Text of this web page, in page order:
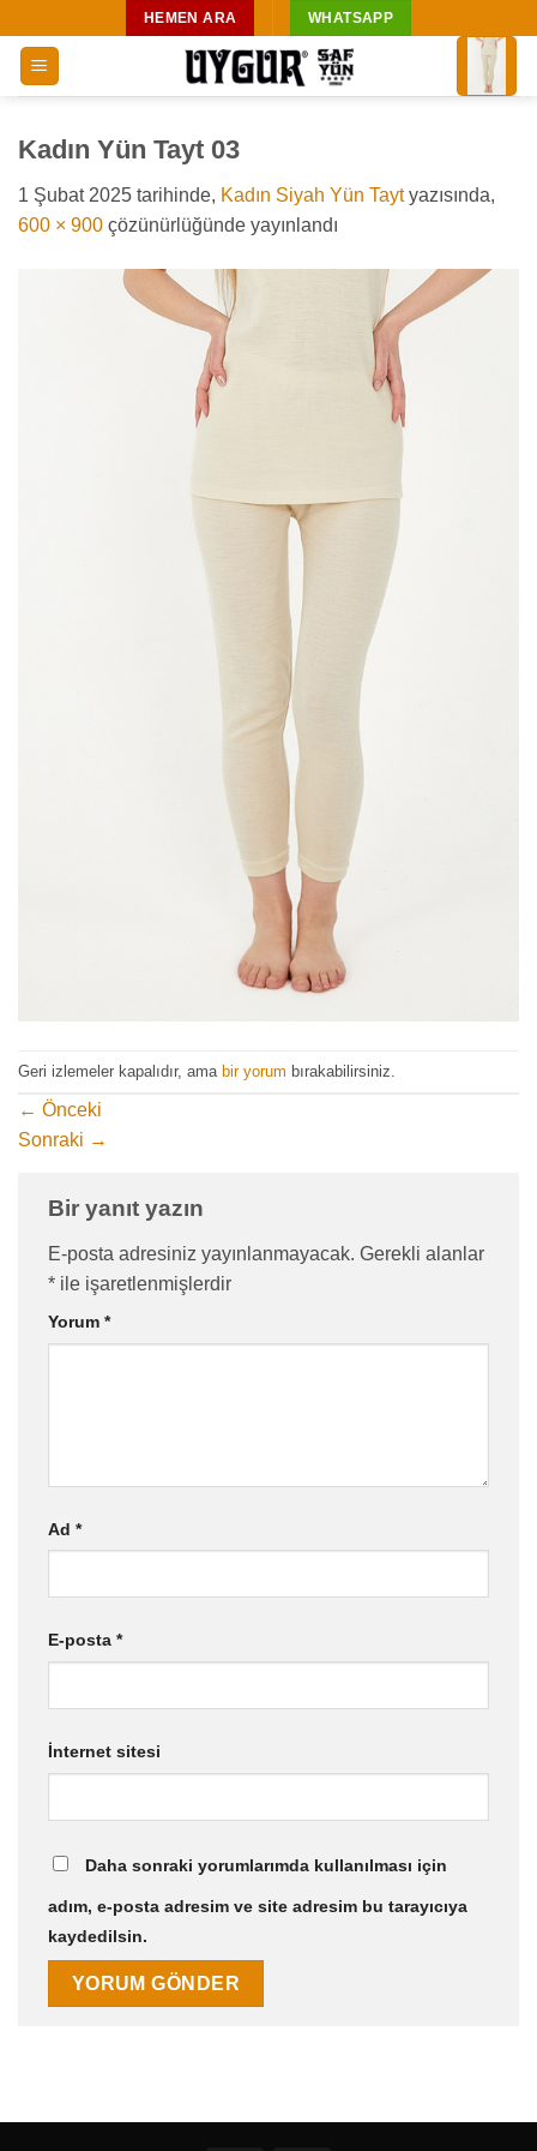
atla
HEMEN ARA WHATSAPP
Kadın Yün Tayt 03
1 Şubat 2025 tarihinde, Kadın Siyah Yün Taytyazısında,
600 × 900 çözünürlüğünde yayınlandı
Geri izlemeler kapalıdır, ama bir yorum bırakabilirsiniz.
← Önceki
Sonraki →
Bir yanıt yazın
E-posta adresiniz yayınlanmayacak. Gerekli alanlar
* ile işaretlenmişlerdir
Yorum *
Ad *
E-posta *
İnternet sitesi
Daha sonraki yorumlarımda kullanılması için
adım, e-posta adresim ve site adresim bu tarayıcıya
kaydedilsin.